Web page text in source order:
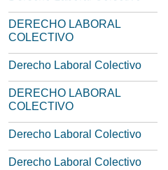
DERECHO LABORAL
COLECTIVO
Derecho Laboral Colectivo
DERECHO LABORAL
COLECTIVO
Derecho Laboral Colectivo
Derecho Laboral Colectivo